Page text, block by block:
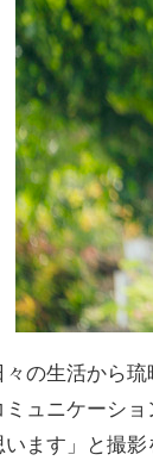
々の生活から
ミュニケーシ
ます」と撮影